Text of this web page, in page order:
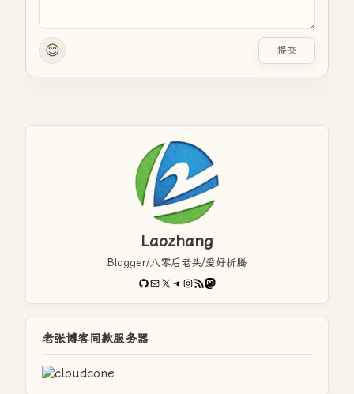
😊 提交
Laozhang
Blogger/八零后老头/爱好折腾
GitHub
电子邮件X Telegram
Instagram
RSS FeedMastodon
老张博客同款服务器